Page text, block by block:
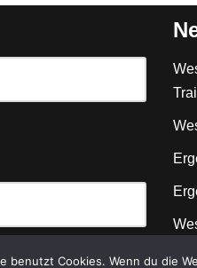
benutzt Cookies. Wenn du die